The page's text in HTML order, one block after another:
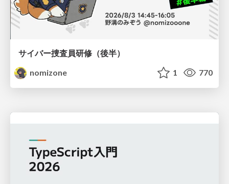
サイバー捜査員研修（後半）
nomizone
1 770